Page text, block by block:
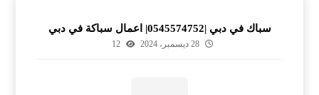
سباك في دبي |0545574752| اعمال سباكة في دبي
28 ديسمبر، 2024 12